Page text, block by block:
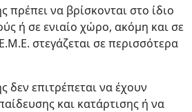
πρέπει να βρίσκονται στο ίδιο
ή σε ενιαίο χώρο, ακόμη και σε
στεγάζεται σε περισσότερα
δεν επιτρέπεται να έχουν
και κατάρτισης ή να